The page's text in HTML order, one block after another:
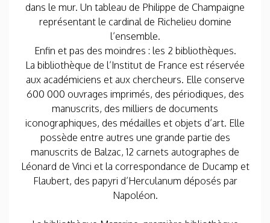
dans le mur. Un tableau de Philippe de Champaigne
représentant le cardinal de Richelieu domine
l’ensemble.
Enfin et pas des moindres : les 2 bibliothèques.
La bibliothèque de l’Institut de France est réservée
aux académiciens et aux chercheurs. Elle conserve
600 000 ouvrages imprimés, des périodiques, des
manuscrits, des milliers de documents
iconographiques, des médailles et objets d’art. Elle
possède entre autres une grande partie des
manuscrits de Balzac, 12 carnets autographes de
Léonard de Vinci et la correspondance de Ducamp et
Flaubert, des papyri d’Herculanum déposés par
Napoléon.